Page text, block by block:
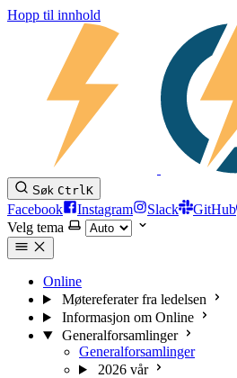
Hopp til innhold
Søk CtrlK
Facebook Instagram Slack GitHub
Velg tema
Online
Møtereferater fra ledelsen
Informasjon om Online
Generalforsamlinger
Generalforsamlinger
2026 vår